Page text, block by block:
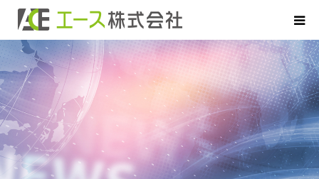
HOME
お申込について
お借入について